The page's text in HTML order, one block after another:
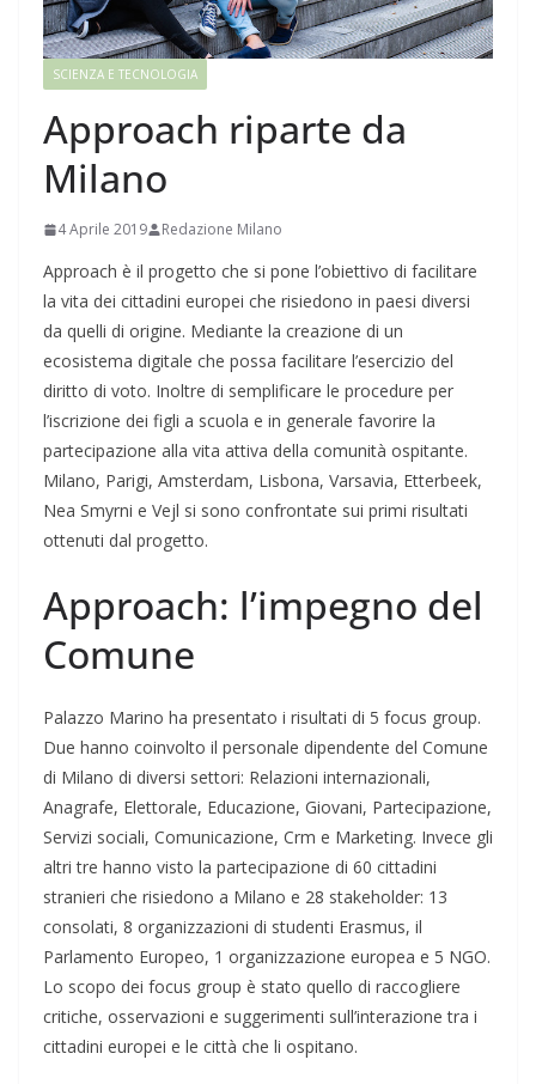
SCIENZA E TECNOLOGIA
Approach riparte da
Milano
4 Aprile 2019 Redazione Milano
Approach è il progetto che si pone l’obiettivo di facilitare
la vita dei cittadini europei che risiedono in paesi diversi
da quelli di origine. Mediante la creazione di un
ecosistema digitale che possa facilitare l’esercizio del
diritto di voto. Inoltre di semplificare le procedure per
l’iscrizione dei figli a scuola e in generale favorire la
partecipazione alla vita attiva della comunità ospitante.
Milano, Parigi, Amsterdam, Lisbona, Varsavia, Etterbeek,
Nea Smyrni e Vejl si sono confrontate sui primi risultati
ottenuti dal progetto.
Approach: l’impegno del
Comune
Palazzo Marino ha presentato i risultati di 5 focus group.
Due hanno coinvolto il personale dipendente del Comune
di Milano di diversi settori: Relazioni internazionali,
Anagrafe, Elettorale, Educazione, Giovani, Partecipazione,
Servizi sociali, Comunicazione, Crm e Marketing. Invece gli
altri tre hanno visto la partecipazione di 60 cittadini
stranieri che risiedono a Milano e 28 stakeholder: 13
consolati, 8 organizzazioni di studenti Erasmus, il
Parlamento Europeo, 1 organizzazione europea e 5 NGO.
Lo scopo dei focus group è stato quello di raccogliere
critiche, osservazioni e suggerimenti sull’interazione tra i
cittadini europei e le città che li ospitano.